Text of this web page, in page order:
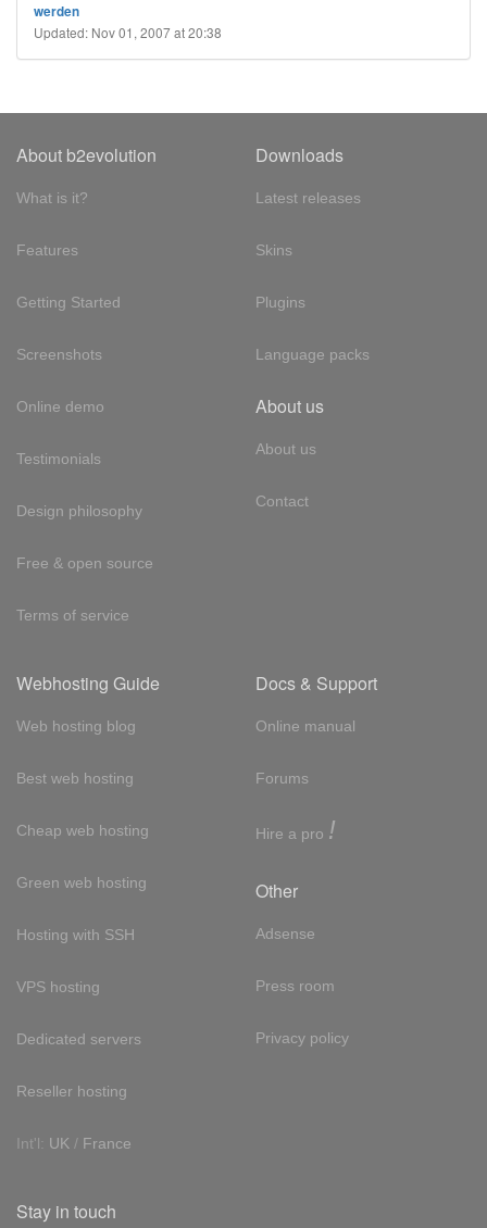
werden
Updated: Nov 01, 2007 at 20:38
About b2evolution
What is it?
Features
Getting Started
Screenshots
Online demo
Testimonials
Design philosophy
Free & open source
Terms of service
Downloads
Latest releases
Skins
Plugins
Language packs
About us
About us
Contact
Webhosting Guide
Web hosting blog
Best web hosting
Cheap web hosting
Green web hosting
Hosting with SSH
VPS hosting
Dedicated servers
Reseller hosting
Int'l: UK / France
Docs & Support
Online manual
Forums
Hire a pro !
Other
Adsense
Press room
Privacy policy
Stay in touch